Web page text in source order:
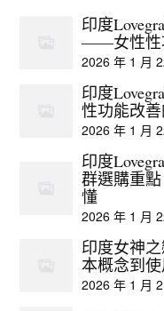
印度
——女性性
2026 年 1 月
印度
性功能改
2026 年 1 月
印度
群選購重
懂
2026 年 1 月
印度女神
本概念到
2026 年 1 月